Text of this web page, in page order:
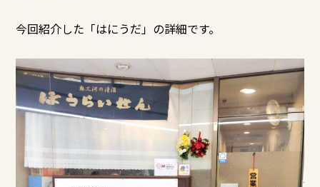
今回紹介した「はにうだ 」の詳細です。